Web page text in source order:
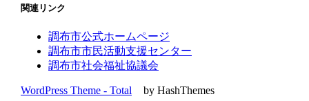
関連リンク
調布市公式ホームページ
調布市市民活動支援センター
調布市社会福祉協議会
WordPress Theme - Total by HashThemes